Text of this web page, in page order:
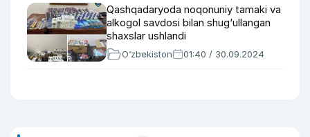
Qashqadaryoda noqonuniy tamaki va
alkogol savdosi bilan shug‘ullangan
shaxslar ushlandi
O‘zbekiston 01:40 / 30.09.2024